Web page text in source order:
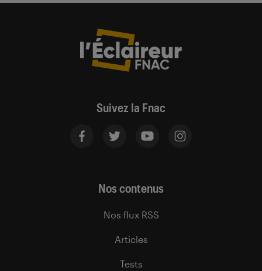
Suivez la Fnac
Nos contenus
Nos flux RSS
Articles
Tests